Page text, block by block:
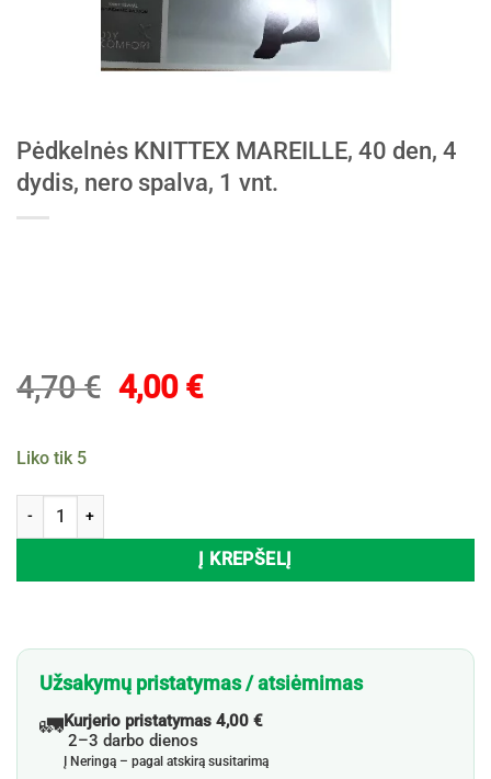
Pėdkelnės KNITTEX MAREILLE, 40 den, 4
dydis, nero spalva, 1 vnt.
4,70€ Original
4,00 €Current
Liko tik 5
produkto kiekis: Pėdkelnės KNITTEX MAREILLE, 40 den, 4 dydis,
Į KREPŠELĮ
Užsakymų pristatymas / atsiėmimas
🚛Kurjerio pristatymas 4,00 €
2–3 darbo dienos
Į Neringą – pagal atskirą susitarimą